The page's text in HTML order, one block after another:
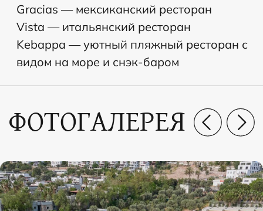
Нажимая на кнопку вы даёте своё согласие на
обработку персональных данных и соглашаетесь
политикой конфиденциальности